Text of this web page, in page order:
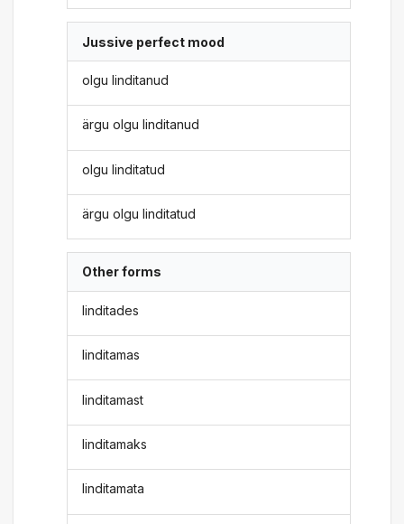
Jussive perfect mood
olgu linditanud
ärgu olgu linditanud
olgu linditatud
ärgu olgu linditatud
Other forms
linditades
linditamas
linditamast
linditamaks
linditamata